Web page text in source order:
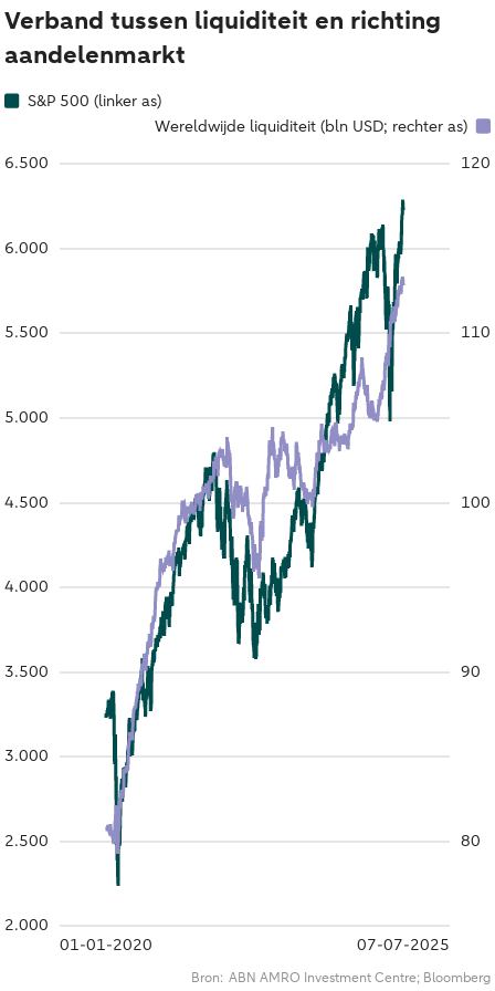
Verband tussen liquiditeit en richting
aandelenmarkt
S&P 500 (linker as)
Wereldwijde liquiditeit (bln USD; rechter as)
01-01-2020 07-07-2025
2.000
2.500
3.000
3.500
4.000
4.500
5.000
5.500
6.000
6.500
80
90
100
110
120
Bron: ABN AMRO Investment Centre; Bloomberg